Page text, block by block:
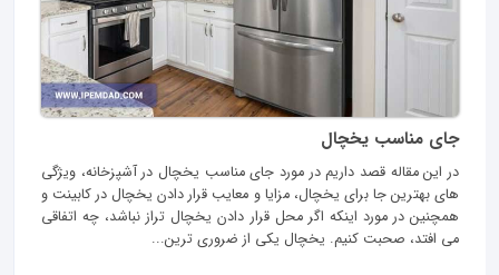
جای مناسب یخچال
در این مقاله قصد داریم در مورد جای مناسب یخچال در آشپزخانه، ویژگی
های بهترین جا برای یخچال، مزایا و معایب قرار دادن یخچال در کابینت و
همچنین در مورد اینکه اگر محل قرار دادن یخچال تراز نباشد، چه اتفاقی
می افتد، صحبت کنیم. یخچال یکی از ضروری ترین...